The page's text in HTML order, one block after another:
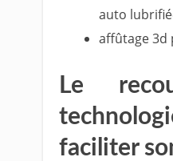
auto
affûtage 3d
Le
faciliter